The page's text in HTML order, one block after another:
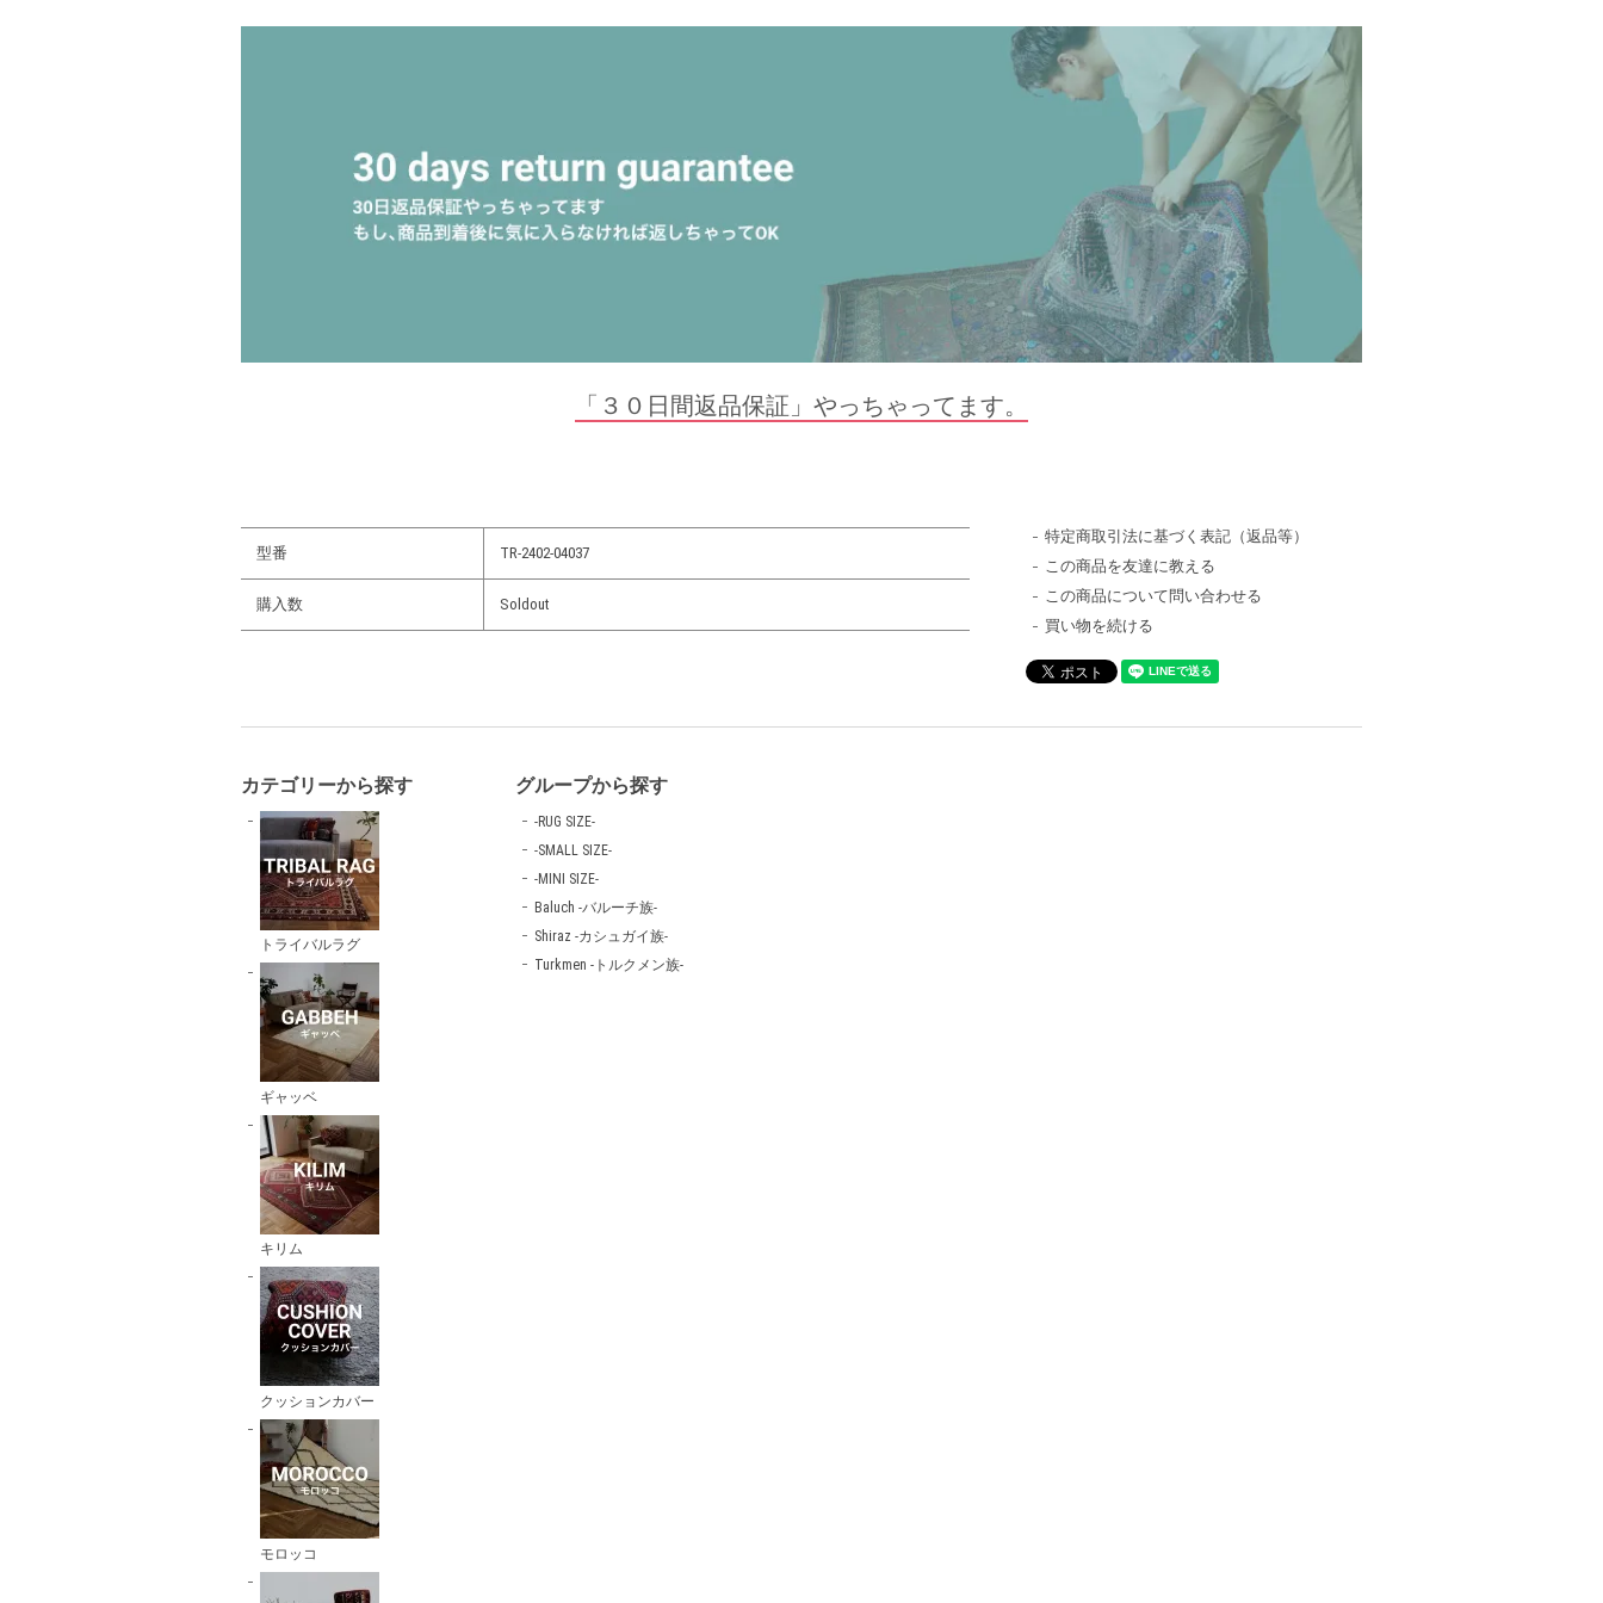
「３０日間返品保証」やっちゃってます。
型番 TR-2402-04037
購入数 Soldout
特定商取引法に基づく表記（返品等）
この商品を友達に教える
この商品について問い合わせる
買い物を続ける
カテゴリーから探す
トライバルラグ
ギャッベ
キリム
クッションカバー
モロッコ
グループから探す
-RUG SIZE-
-SMALL SIZE-
-MINI SIZE-
Baluch -バルーチ族-
Shiraz -カシュガイ族-
Turkmen -トルクメン族-